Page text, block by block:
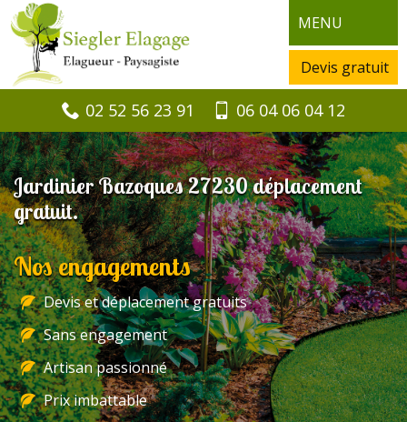
MENU
Devis gratuit
02 52 56 23 91 06 04 06 04 12
Jardinier Bazoques 27230 déplacement
gratuit.
Nos engagements
Devis et déplacement gratuits
Sans engagement
Artisan passionné
Prix imbattable